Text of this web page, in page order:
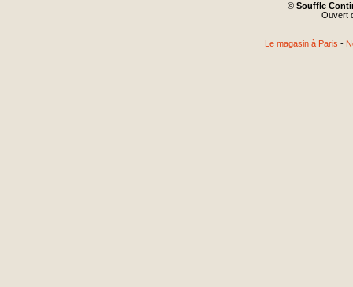
© Souffle
Ouvert
Le magasin à Paris -